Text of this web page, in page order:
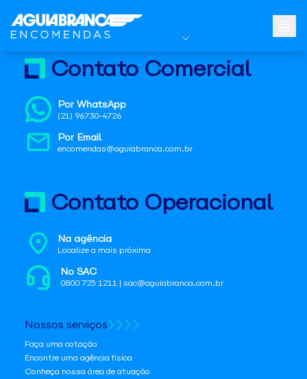
Contato Comercial
Por WhatsApp
(21) 96730-4726
Por Email
encomendas@aguiabranca.com.br
Contato Operacional
Na agência
Localize a mais próxima
No SAC
0800 725 1211 | sac@aguiabranca.com.br
Nossos serviços
Faça uma cotação
Encontre uma agência física
Conheça nossa área de atuação